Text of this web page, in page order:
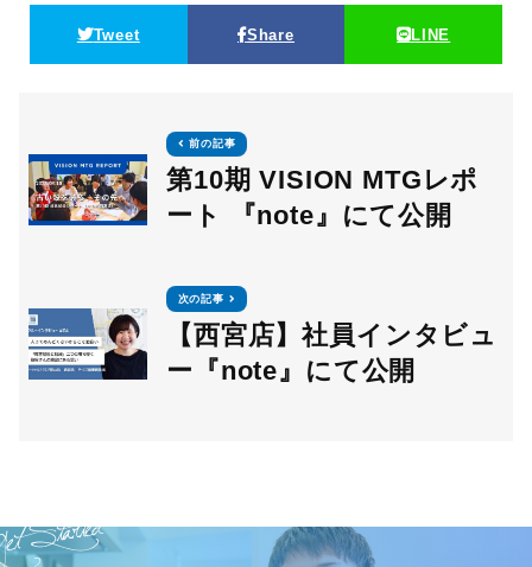
Tweet Share LINE
前の記事
第10期 VISION MTGレポ
ート 『note』にて公開
次の記事
【西宮店】社員インタビュ
ー『note』にて公開
Started